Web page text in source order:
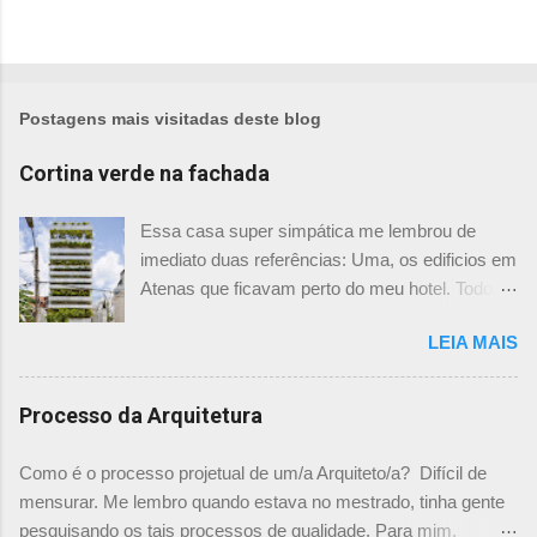
Postagens mais visitadas deste blog
Cortina verde na fachada
Essa casa super simpática me lembrou de
imediato duas referências: Uma, os edificios em
Atenas que ficavam perto do meu hotel. Todos
ficassem tão simpáticos! Mas olhando com
mais foco, me veio a segunda referência. Na
verdade as fachadas da frente e fundos são
como segundas peles, floreiras que criam um
prédio. Justo como a casa do colega Oscar
Muller. Eu juro que tenho fotos no computador,
LEIA MAIS
Processo da Arquitetura
Como é o processo projetual de um/a Arquiteto/a? Difícil de
mensurar. Me lembro quando estava no mestrado, tinha gente
pesquisando os tais processos de qualidade. Para mim,